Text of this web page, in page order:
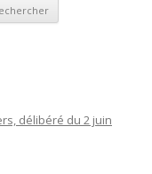
délibéré du 2 juin